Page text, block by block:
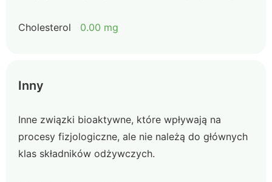
Cholesterol 0.00 mg
Inny
Inne związki bioaktywne, które wpływają na
procesy fizjologiczne, ale nie należą do głównych
klas składników odżywczych.